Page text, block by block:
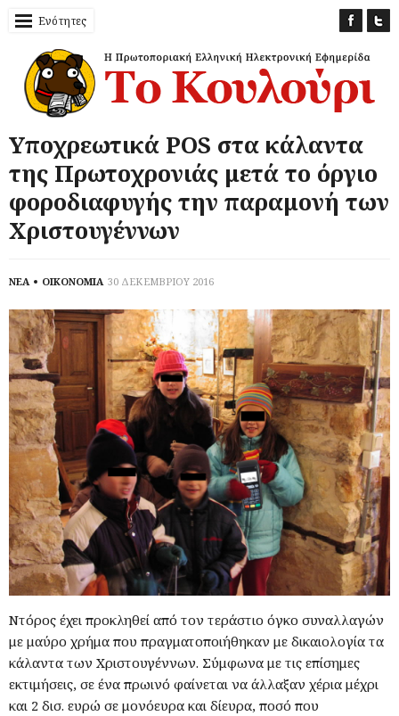
Ενότητες
Υποχρεωτικά POS στα κάλαντα
της Πρωτοχρονιάς μετά το όργιο
φοροδιαφυγής την παραμονή των
Χριστουγέννων
ΝΕΑ ΟΙΚΟΝΟΜΙΑ 30 ΔΕΚΕΜΒΡΙΟΥ 2016
Ντόρος έχει προκληθεί από τον τεράστιο όγκο συναλλαγών
με μαύρο χρήμα που πραγματοποιήθηκαν με δικαιολογία τα
κάλαντα των Χριστουγέννων. Σύμφωνα με τις επίσημες
εκτιμήσεις, σε ένα πρωινό φαίνεται να άλλαξαν χέρια μέχρι
και 2 δισ. ευρώ σε μονόευρα και δίευρα, ποσό που